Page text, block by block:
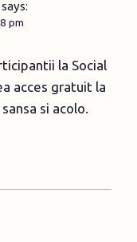
says:
pm
la Social
acces gratuit la
si acolo.